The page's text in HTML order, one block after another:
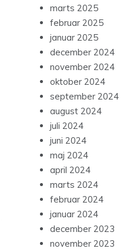
marts 2025
februar 2025
januar 2025
december 2024
november 2024
oktober 2024
september 2024
august 2024
juli 2024
juni 2024
maj 2024
april 2024
marts 2024
februar 2024
januar 2024
december 2023
november 2023